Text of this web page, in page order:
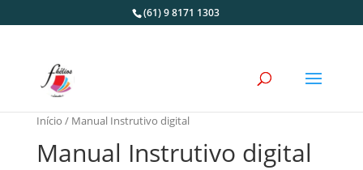
(61) 9 8171 1303
Início / Manual Instrutivo digital
Manual Instrutivo digital